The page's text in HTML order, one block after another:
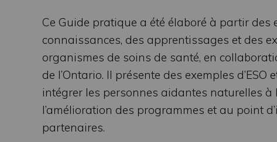
Ce Guide pratique a été élaboré à partir
connaissances, des apprentissages et des
organismes de soins de santé, en
de l’Ontario. Il présente des exemples
intégrer les personnes aidantes naturelles
l’amélioration des programmes et au point
partenaires.